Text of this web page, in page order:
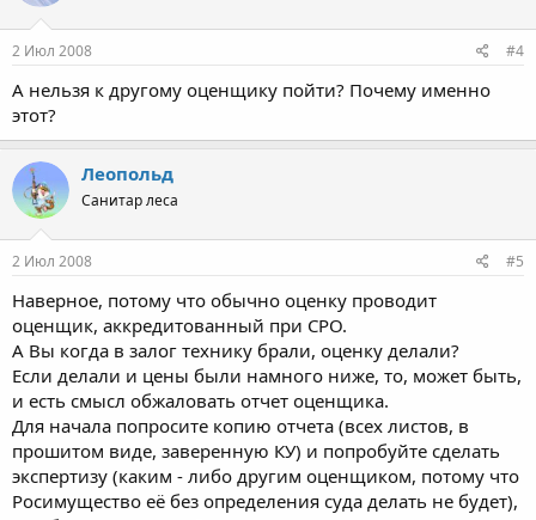
2 Июл 2008 #4
А нельзя к другому оценщику пойти? Почему именно
этот?
Леопольд
Санитар леса
2 Июл 2008 #5
Наверное, потому что обычно оценку проводит
оценщик, аккредитованный при СРО.
А Вы когда в залог технику брали, оценку делали?
Если делали и цены были намного ниже, то, может быть,
и есть смысл обжаловать отчет оценщика.
Для начала попросите копию отчета (всех листов, в
прошитом виде, заверенную КУ) и попробуйте сделать
экспертизу (каким - либо другим оценщиком, потому что
Росимущество её без определения суда делать не будет),